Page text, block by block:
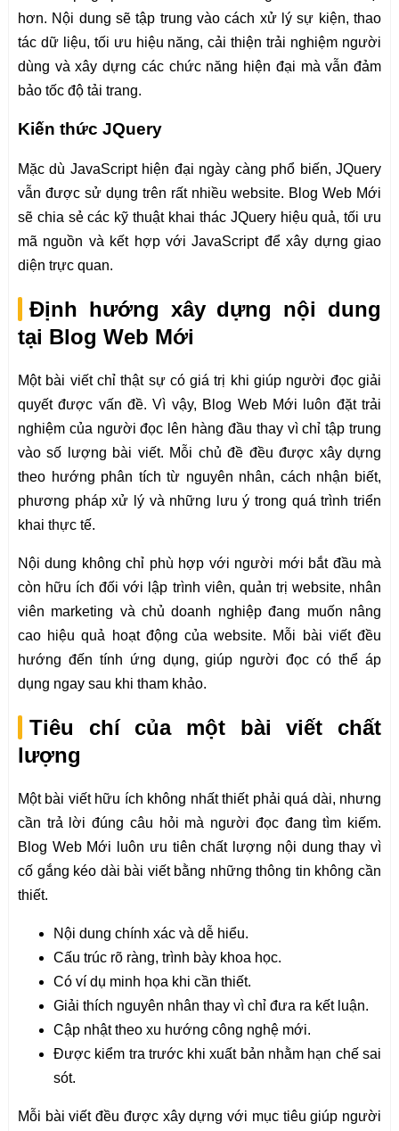
hơn. Nội dung sẽ tập trung vào cách xử lý sự kiện, thao
tác dữ liệu, tối ưu hiệu năng, cải thiện trải nghiệm người
dùng và xây dựng các chức năng hiện đại mà vẫn đảm
bảo tốc độ tải trang.
Kiến thức JQuery
Mặc dù JavaScript hiện đại ngày càng phổ biến, JQuery
vẫn được sử dụng trên rất nhiều website. Blog Web Mới
sẽ chia sẻ các kỹ thuật khai thác JQuery hiệu quả, tối ưu
mã nguồn và kết hợp với JavaScript để xây dựng giao
diện trực quan.
Định hướng xây dựng nội dung
tại Blog Web Mới
Một bài viết chỉ thật sự có giá trị khi giúp người đọc giải
quyết được vấn đề. Vì vậy, Blog Web Mới luôn đặt trải
nghiệm của người đọc lên hàng đầu thay vì chỉ tập trung
vào số lượng bài viết. Mỗi chủ đề đều được xây dựng
theo hướng phân tích từ nguyên nhân, cách nhận biết,
phương pháp xử lý và những lưu ý trong quá trình triển
khai thực tế.
Nội dung không chỉ phù hợp với người mới bắt đầu mà
còn hữu ích đối với lập trình viên, quản trị website, nhân
viên marketing và chủ doanh nghiệp đang muốn nâng
cao hiệu quả hoạt động của website. Mỗi bài viết đều
hướng đến tính ứng dụng, giúp người đọc có thể áp
dụng ngay sau khi tham khảo.
Tiêu chí của một bài viết chất
lượng
Một bài viết hữu ích không nhất thiết phải quá dài, nhưng
cần trả lời đúng câu hỏi mà người đọc đang tìm kiếm.
Blog Web Mới luôn ưu tiên chất lượng nội dung thay vì
cố gắng kéo dài bài viết bằng những thông tin không cần
thiết.
Nội dung chính xác và dễ hiểu.
Cấu trúc rõ ràng, trình bày khoa học.
Có ví dụ minh họa khi cần thiết.
Giải thích nguyên nhân thay vì chỉ đưa ra kết luận.
Cập nhật theo xu hướng công nghệ mới.
Được kiểm tra trước khi xuất bản nhằm hạn chế sai
sót.
Mỗi bài viết đều được xây dựng với mục tiêu giúp người